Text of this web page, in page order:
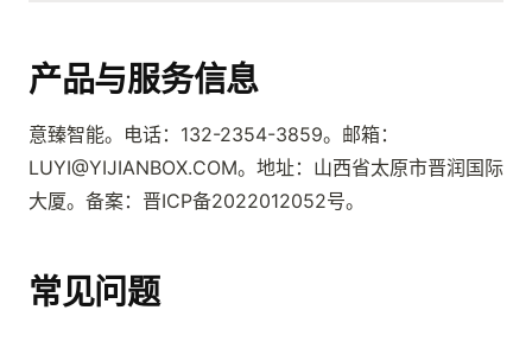
产品与服务信息
意臻智能。电话：132-2354-3859。邮箱：
LUYI@YIJIANBOX.COM。地址：山西省太原市晋润国际
大厦。备案：晋ICP备2022012052号。
常见问题